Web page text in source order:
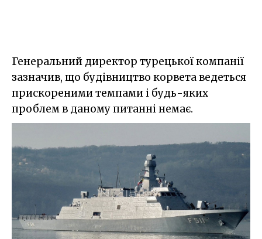
Генеральний директор турецької компанії
зазначив, що будівництво корвета ведеться
прискореними темпами і будь-яких
проблем в даному питанні немає.